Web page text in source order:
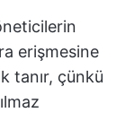
erişmesine
tanır, çünkü